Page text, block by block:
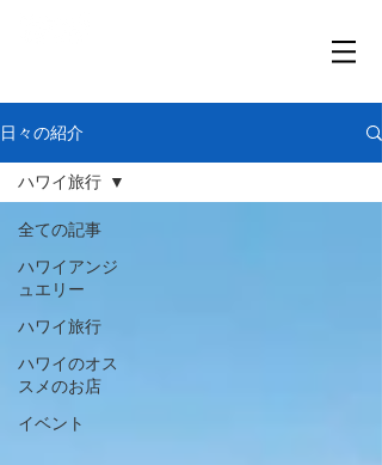
日々の紹介
全ての記事
ハワイアンジ
ュエリー
ハワイ旅行
ハワイのオス
スメのお店
イベント
ハワイ旅行